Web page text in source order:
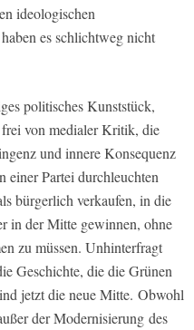
ideologischen
es schlichtweg nicht
politisches Kunststück,
von medialer Kritik, die
und innere Konsequenz
einer Partei durchleuchten
bürgerlich verkaufen, in die
in der Mitte gewinnen, ohne
zu müssen. Unhinterfragt
Geschichte, die die Grünen
jetzt die neue Mitte. Obwohl
der Modernisierung des